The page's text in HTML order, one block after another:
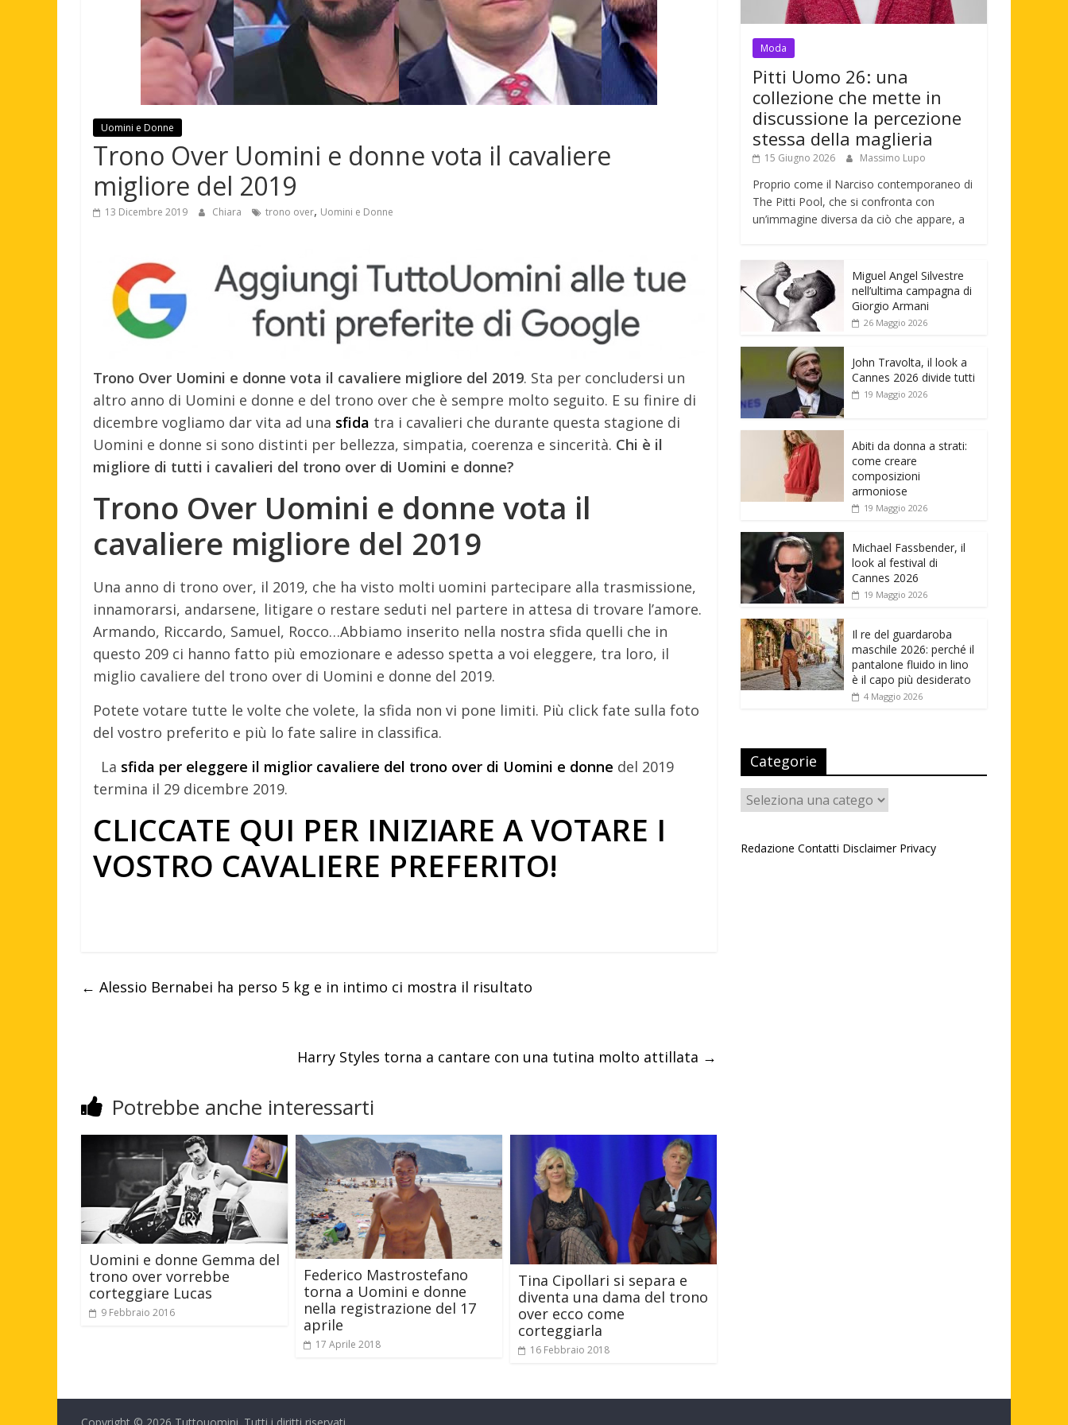
Uomini e Donne
Trono Over Uomini e donne vota il cavaliere
migliore del 2019
13 Dicembre 2019 Chiara trono over, Uomini e Donne
Trono Over Uomini e donne vota il cavaliere migliore del 2019. Sta per concludersi un
altro anno di Uomini e donne e del trono over che è sempre molto seguito. E su finire di
dicembre vogliamo dar vita ad una sfida tra i cavalieri che durante questa stagione di
Uomini e donne si sono distinti per bellezza, simpatia, coerenza e sincerità. Chi è il
migliore di tutti i cavalieri del trono over di Uomini e donne?
Trono Over Uomini e donne vota il
cavaliere migliore del 2019
Una anno di trono over, il 2019, che ha visto molti uomini partecipare alla trasmissione,
innamorarsi, andarsene, litigare o restare seduti nel partere in attesa di trovare l’amore.
Armando, Riccardo, Samuel, Rocco…Abbiamo inserito nella nostra sfida quelli che in
questo 209 ci hanno fatto più emozionare e adesso spetta a voi eleggere, tra loro, il
miglio cavaliere del trono over di Uomini e donne del 2019.
Potete votare tutte le volte che volete, la sfida non vi pone limiti. Più click fate sulla foto
del vostro preferito e più lo fate salire in classifica.
La sfida per eleggere il miglior cavaliere del trono over di Uomini e donne del 2019
termina il 29 dicembre 2019.
CLICCATE QUI PER INIZIARE A VOTARE I
VOSTRO CAVALIERE PREFERITO!
← Alessio Bernabei ha perso 5 kg e in intimo ci mostra il risultato
Harry Styles torna a cantare con una tutina molto attillata →
Potrebbe anche interessarti
Uomini e donne Gemma del
trono over vorrebbe
corteggiare Lucas
9 Febbraio 2016
Federico Mastrostefano
torna a Uomini e donne
nella registrazione del 17
aprile
17 Aprile 2018
Tina Cipollari si separa e
diventa una dama del trono
over ecco come
corteggiarla
16 Febbraio 2018
Moda
Pitti Uomo 26: una
collezione che mette in
discussione la percezione
stessa della maglieria
15 Giugno 2026 Massimo Lupo
Proprio come il Narciso contemporaneo di
The Pitti Pool, che si confronta con
un’immagine diversa da ciò che appare, a
Miguel Angel Silvestre
nell’ultima campagna di
Giorgio Armani
26 Maggio 2026
John Travolta, il look a
Cannes 2026 divide tutti
19 Maggio 2026
Abiti da donna a strati:
come creare
composizioni
armoniose
19 Maggio 2026
Michael Fassbender, il
look al festival di
Cannes 2026
19 Maggio 2026
Il re del guardaroba
maschile 2026: perché il
pantalone fluido in lino
è il capo più desiderato
4 Maggio 2026
Categorie
Categorie
Redazione Contatti Disclaimer Privacy